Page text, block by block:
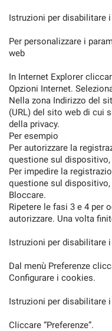
Istruzioni per disabilitare i
Per personalizzare i
web
In Internet Explorer
Opzioni Internet.
Nella zona Indirizzo del
(URL) del sito web di cui
della privacy.
Per esempio
Per autorizzare la
questione sul
Per impedire la
questione sul
Bloccare.
Ripetere le fasi 3 e 4 per
autorizzare. Una volta
Istruzioni per disabilitare i
Dal menù Preferenze
Configurare i cookies.
Istruzioni per disabilitare i
Cliccare “Preferenze”.